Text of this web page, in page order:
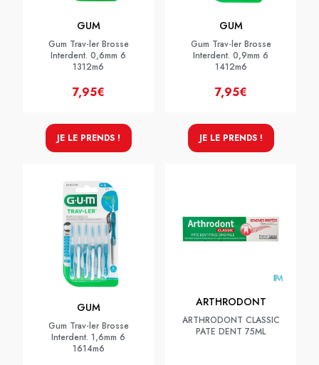
GUM
Gum Trav-ler Brosse
Interdent. 0,6mm 6
1312m6
7,95€
JE LE PRENDS !
GUM
Gum Trav-ler Brosse
Interdent. 0,9mm 6
1412m6
7,95€
JE LE PRENDS !
GUM
Gum Trav-ler Brosse
Interdent. 1,6mm 6
1614m6
ARTHRODONT
ARTHRODONT CLASSIC
PATE DENT 75ML